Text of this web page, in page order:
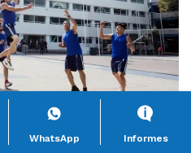
WhatsApp Informes
actividades